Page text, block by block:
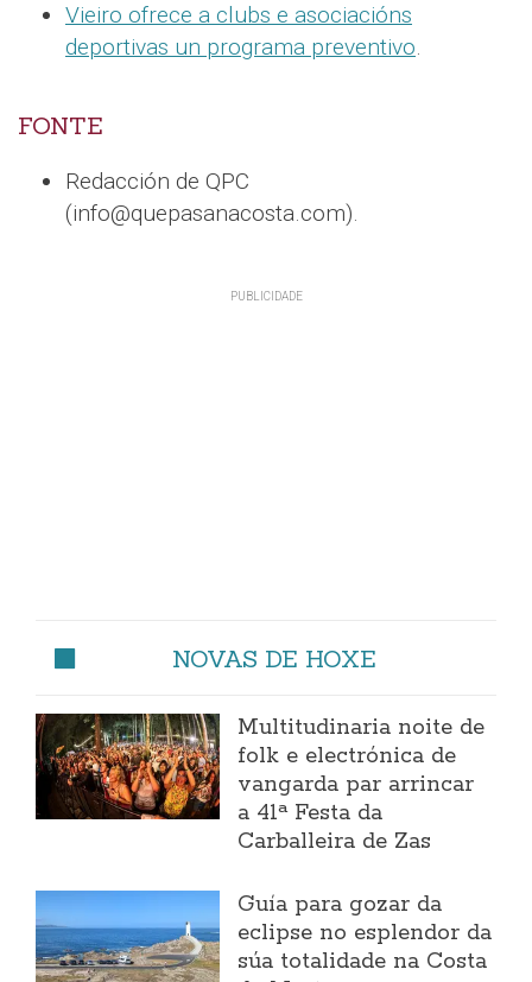
Vieiro ofrece a clubs e asociacións
deportivas un programa preventivo.
FONTE
Redacción de QPC
(info@quepasanacosta.com).
NOVAS DE HOXE
Multitudinaria noite de
folk e electrónica de
vangarda par arrincar
a 41ª Festa da
Carballeira de Zas
Guía para gozar da
eclipse no esplendor da
súa totalidade na Costa